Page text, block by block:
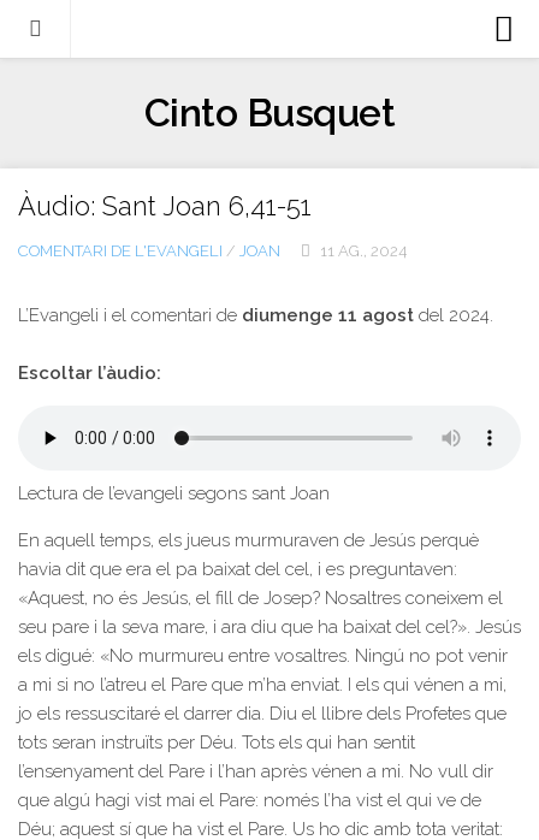
Llibres
Escrits-articles
Notícies
Contacte
Cinto Busquet
Àudio: Sant Joan 6,41-51
COMENTARI DE L'EVANGELI / JOAN 11 AG., 2024
L’Evangeli i el comentari de diumenge 11 agost del 2024.
Escoltar l’àudio:
Lectura de l’evangeli segons sant Joan
En aquell temps, els jueus murmuraven de Jesús perquè
havia dit que era el pa baixat del cel, i es preguntaven:
«Aquest, no és Jesús, el fill de Josep? Nosaltres coneixem el
seu pare i la seva mare, i ara diu que ha baixat del cel?». Jesús
els digué: «No murmureu entre vosaltres. Ningú no pot venir
a mi si no l’atreu el Pare que m’ha enviat. I els qui vénen a mi,
jo els ressuscitaré el darrer dia. Diu el llibre dels Profetes que
tots seran instruïts per Déu. Tots els qui han sentit
l’ensenyament del Pare i l’han après vénen a mi. No vull dir
que algú hagi vist mai el Pare: només l’ha vist el qui ve de
Déu; aquest sí que ha vist el Pare. Us ho dic amb tota veritat: